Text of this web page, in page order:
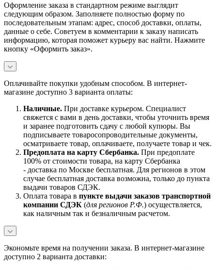
Оформление заказа в стандартном режиме выглядит
следующим образом. Заполняете полностью форму по
последовательным этапам: адрес, способ доставки, оплаты,
данные о себе. Советуем в комментарии к заказу написать
информацию, которая поможет курьеру вас найти. Нажмите
кнопку «Оформить заказ».
Оплачивайте покупки удобным способом. В интернет-
магазине доступно 3 варианта оплаты:
Наличные. При доставке курьером. Специалист
свяжется с вами в день доставки, чтобы уточнить время
и заранее подготовить сдачу с любой купюры. Вы
подписываете товаросопроводительные документы,
осматриваете товар, оплачиваете, получаете товар и чек.
Предоплата на карту Сбербанка. При предоплате
100% от стоимости товара, на карту Сбербанка
- доставка по Москве бесплатная. Для регионов в этом
случае бесплатная доставка возможна, только до пункта
выдачи товаров СДЭК.
Оплата товара в пункте выдачи заказов транспортной
компании СДЭК (для регионов Р.Ф.) осуществляется,
как наличным так и безналичным расчетом.
Экономьте время на получении заказа. В интернет-магазине
доступно 2 варианта доставки: